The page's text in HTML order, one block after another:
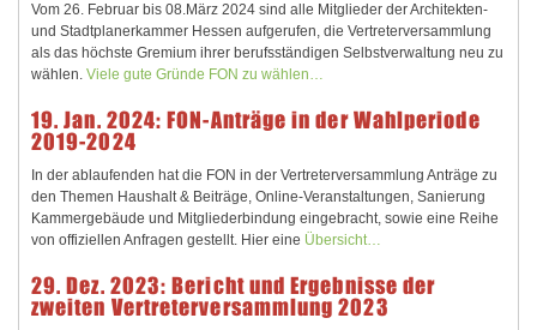
Vom 26. Februar bis 08.März 2024 sind alle Mitglieder der Architekten-
und Stadtplanerkammer Hessen aufgerufen, die Vertreterversammlung
als das höchste Gremium ihrer berufsständigen Selbstverwaltung neu zu
wählen. Viele gute Gründe FON zu wählen…
19. Jan. 2024: FON-Anträge in der Wahlperiode
2019-2024
In der ablaufenden hat die FON in der Vertreterversammlung Anträge zu
den Themen Haushalt & Beiträge, Online-Veranstaltungen, Sanierung
Kammergebäude und Mitgliederbindung eingebracht, sowie eine Reihe
von offiziellen Anfragen gestellt. Hier eine Übersicht…
29. Dez. 2023: Bericht und Ergebnisse der
zweiten Vertreterversammlung 2023